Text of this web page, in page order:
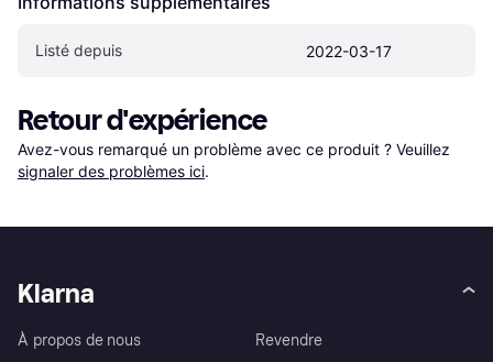
Listé depuis 2022-03-17
Retour d'expérience
Avez-vous remarqué un problème avec ce produit ? Veuillez
signaler des problèmes ici.
Klarna
À propos de nous
Revendre